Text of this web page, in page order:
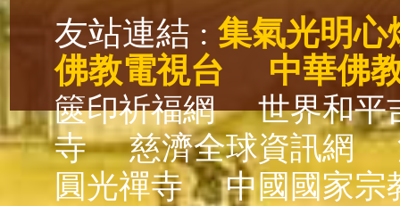
友站連結 : 集氣光明心
佛教電視台
中華佛
篋印祈福網
世界和平
寺
慈濟全球資訊網
圓光禪寺
中國國家宗